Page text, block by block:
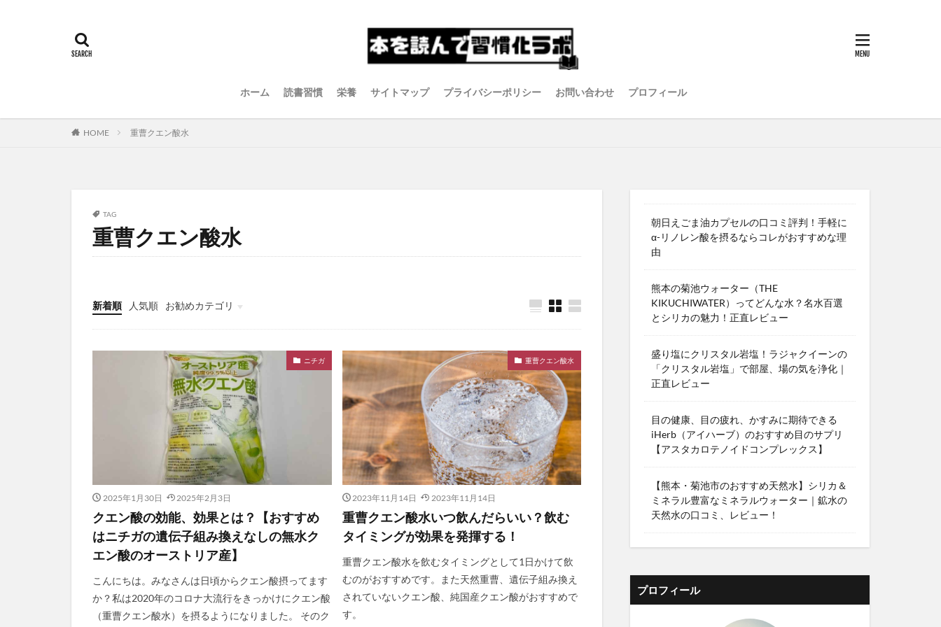
ホーム 読書習慣 栄養 サイトマップ プライバシーポリシー お問い合わせ プロフィール
HOME 重曹クエン酸水
TAG
重曹クエン酸水
新着順 人気順
お勧めカテゴリ
健康食品
にがり
マグネシウム
ニチガ
2025年1月30日 2025年2月3日
クエン酸の効能、効果とは？【おすすめ
はニチガの遺伝子組み換えなしの無水ク
エン酸のオーストリア産】
こんにちは。みなさんは日頃からクエン酸摂ってます
か？私は2020年のコロナ大流行をきっかけにクエン酸
（重曹クエン酸水）を摂るようになりました。 そのク
重曹クエン酸水
2023年11月14日 2023年11月14日
重曹クエン酸水いつ飲んだらいい？飲む
タイミングが効果を発揮する！
重曹クエン酸水を飲むタイミングとして1日かけて飲
むのがおすすめです。また天然重曹、遺伝子組み換え
されていないクエン酸、純国産クエン酸がおすすめで
す。
朝日えごま油カプセルの口コミ評判！手軽に
α-リノレン酸を摂るならコレがおすすめな理
由
熊本の菊池ウォーター（THE
KIKUCHIWATER）ってどんな水？名水百選
とシリカの魅力！正直レビュー
盛り塩にクリスタル岩塩！ラジャクイーンの
「クリスタル岩塩」で部屋、場の気を浄化｜
正直レビュー
目の健康、目の疲れ、かすみに期待できる
iHerb（アイハーブ）のおすすめ目のサプリ
【アスタカロテノイドコンプレックス】
【熊本・菊池市のおすすめ天然水】シリカ＆
ミネラル豊富なミネラルウォーター｜鉱水の
天然水の口コミ、レビュー！
プロフィール